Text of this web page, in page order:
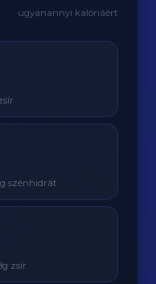
ugyanannyi kalóriáért
szénhidrát
zsír